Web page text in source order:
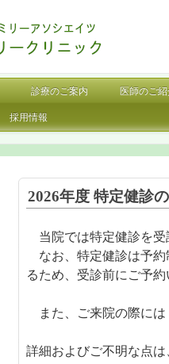
診療のご案内 医師のご
採用情報
2026年度 特定健診
当院では特定健診を受
なお、特定健診は予約
るため、受診前にご予
また、ご来院の際には
詳細およびご不明な点